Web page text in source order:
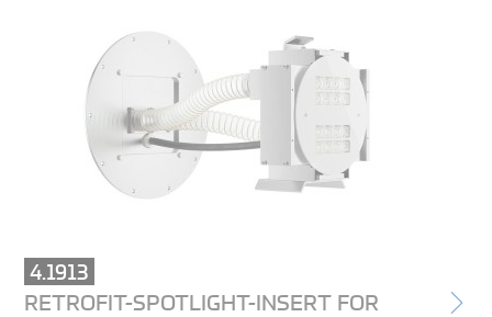
4.1913
RETROFIT-SPOTLIGHT-INSERT FOR